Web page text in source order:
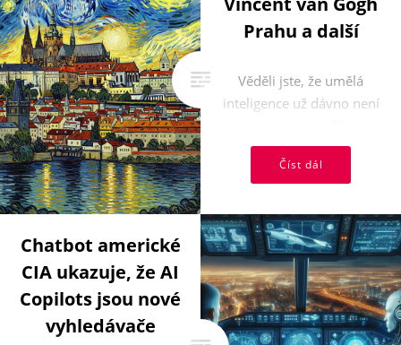
Prahu a další
Věděli jste, že umělá
inteligence už dávno není
revoluční kreativní
schopnosti se neustále ...
Číst dál
Chatbot americké
CIA ukazuje, že AI
Copilots jsou nové
vyhledávače